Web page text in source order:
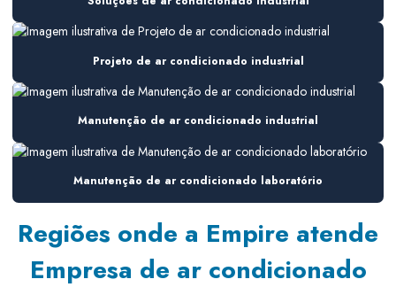
Consultoria em climatização
Consultoria em climatização industrial
Consultoria hvac
Consultoria instalação hvac
Consultoria manutenção hvac
Consultoria em sistemas de ar condicionado
Consultoria em sistemas de climatização
Projeto de ar condicionado industrial
Manutenção de ar condicionado industrial
Manutenção de ar condicionado laboratório
Regiões onde a Empire atende
Empresa de ar condicionado